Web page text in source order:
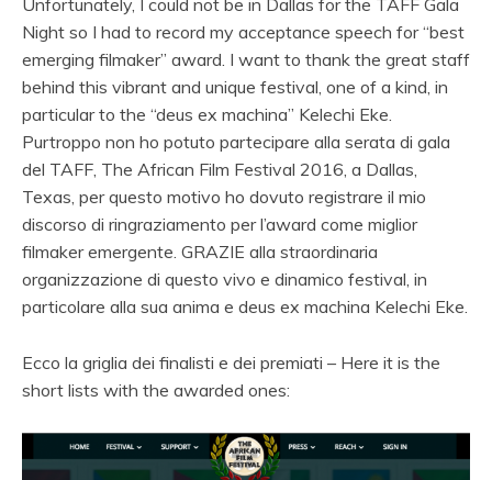
Unfortunately, I could not be in Dallas for the TAFF Gala
Night so I had to record my acceptance speech for “best
emerging filmaker” award. I want to thank the great staff
behind this vibrant and unique festival, one of a kind, in
particular to the “deus ex machina” Kelechi Eke.
Purtroppo non ho potuto partecipare alla serata di gala
del TAFF, The African Film Festival 2016, a Dallas,
Texas, per questo motivo ho dovuto registrare il mio
discorso di ringraziamento per l’award come miglior
filmaker emergente. GRAZIE alla straordinaria
organizzazione di questo vivo e dinamico festival, in
particolare alla sua anima e deus ex machina Kelechi Eke.
Ecco la griglia dei finalisti e dei premiati – Here it is the
short lists with the awarded ones: